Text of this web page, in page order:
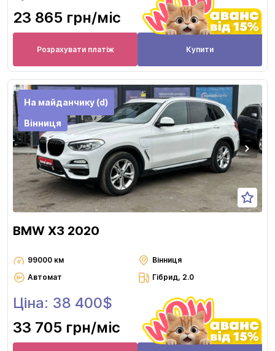
23 865 грн/міс
Розрахувати платіж Купити
На майданчику (d)
Вінниця
BMW X3 2020
99000 км
Вінниця
Автомат
Гібрид, 2.0
Ціна: 38 400$
33 705 грн/міс